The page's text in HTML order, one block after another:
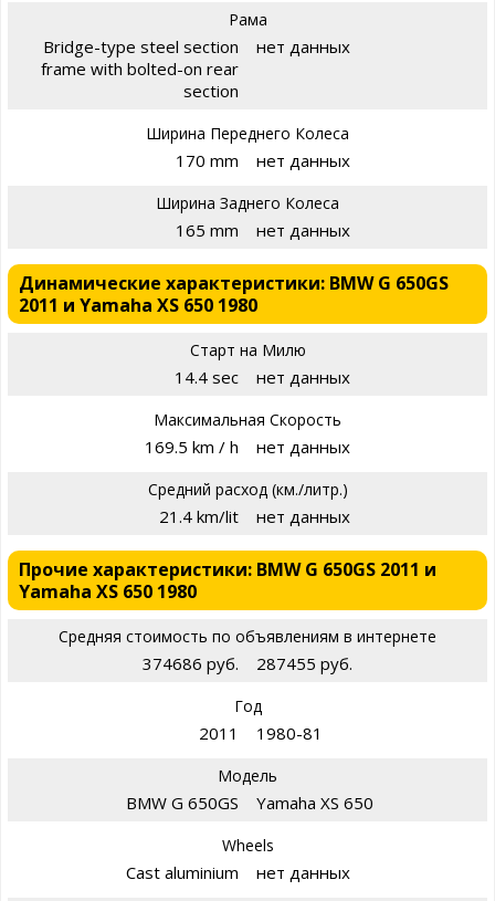
Рама
Bridge-type steel section
frame with bolted-on rear
section
нет данных
Ширина Переднего Колеса
170 mm нет данных
Ширина Заднего Колеса
165 mm нет данных
Динамические характеристики: BMW G 650GS
2011 и Yamaha XS 650 1980
Старт на Милю
14.4 sec нет данных
Максимальная Скорость
169.5 km / h нет данных
Средний расход (км./литр.)
21.4 km/lit нет данных
Прочие характеристики: BMW G 650GS 2011 и
Yamaha XS 650 1980
Средняя стоимость по объявлениям в интернете
374686 руб. 287455 руб.
Год
2011 1980-81
Модель
BMW G 650GS Yamaha XS 650
Wheels
Cast aluminium нет данных